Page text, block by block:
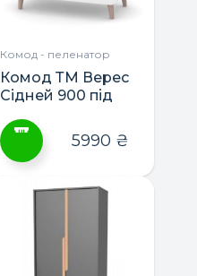
Комод - пеленатор
Комод ТМ Верес
Сідней 900 під
пеленатор
товар
5990 ₴